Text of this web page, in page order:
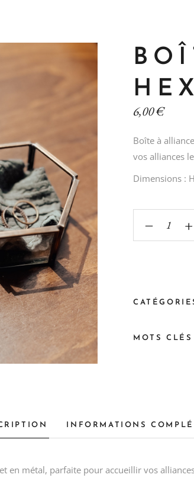
6,00€
Boîte à
vos alliances
Dimensions :
‒ +
MOTS CLÉS
INFORMATIONS
en métal, parfaite pour accueillir vos